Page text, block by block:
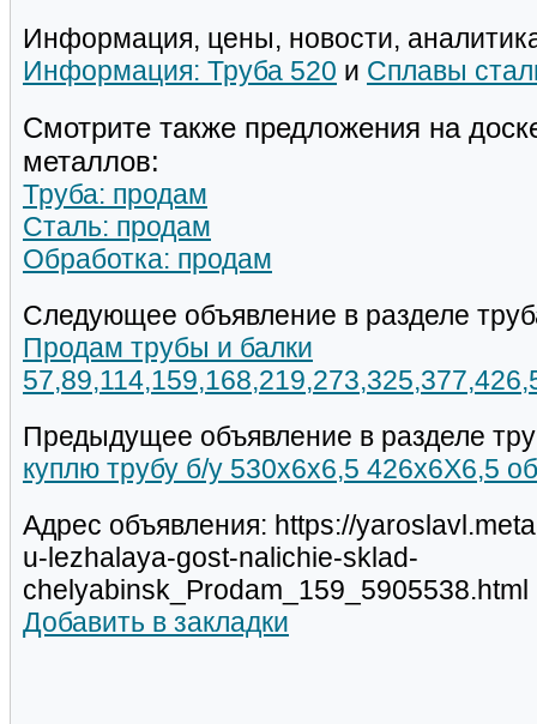
Информация, цены, новости,
Информация: Труба 520 и Сплавы
Смотрите также предложения на
металлов:
Труба: продам
Сталь: продам
Обработка: продам
Следующее объявление в разделе
Продам трубы и балки
Предыдущее объявление в разделе
куплю трубу б/у 530х6х6,5 426х6Х6,5
Адрес объявления: https://
u-lezhalaya-gost-nalichie-sklad-
chelyabinsk_Prodam_159_5905538.html
Добавить в закладки